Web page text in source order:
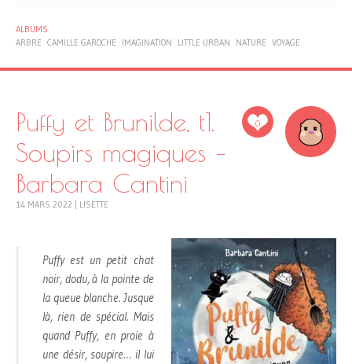
ALBUMS
ARBRE CAMILLE GAROCHE IMAGINATION LITTLE URBAN NATURE VOYAGE
0
Puffy et Brunilde, t1.
Soupirs magiques –
Barbara Cantini
14 MARS 2022 LISETTE
Puffy est un petit chat
noir, dodu, à la pointe de
la queue blanche. Jusque
là, rien de spécial. Mais
quand Puffy, en proie à
une désir, soupire… il lui